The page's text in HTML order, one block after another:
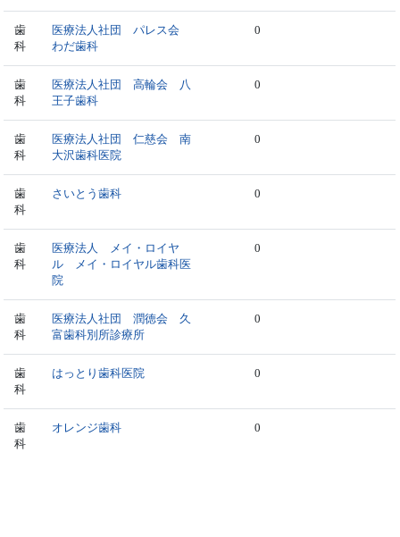
歯
科
医療法人社団 パレス会
わだ歯科
0
歯
科
医療法人社団 高輪会 八
王子歯科
0
歯
科
医療法人社団 仁慈会 南
大沢歯科医院
0
歯
科
さいとう歯科 0
歯
科
医療法人 メイ・ロイヤ
ル メイ・ロイヤル歯科医
院
0
歯
科
医療法人社団 潤徳会 久
富歯科別所診療所
0
歯
科
はっとり歯科医院 0
歯
科
オレンジ歯科 0